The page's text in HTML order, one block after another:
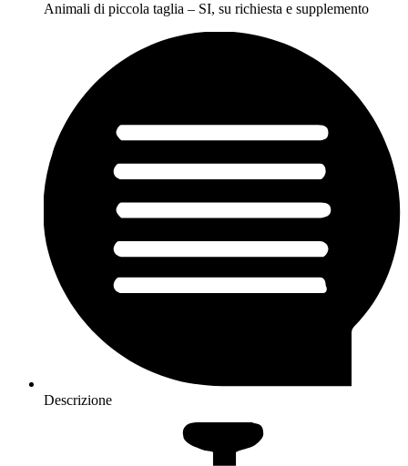
Animali di piccola taglia – SI, su richiesta e supplemento
Descrizione